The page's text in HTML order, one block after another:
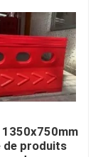
de produits